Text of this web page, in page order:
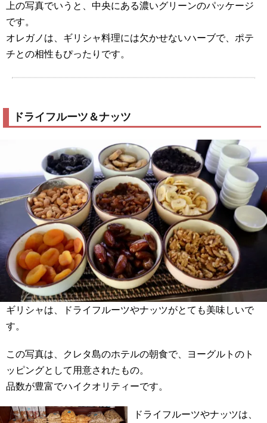
上の写真でいうと、中央にある濃いグリーンのパッケージ
です。
オレガノは、ギリシャ料理には欠かせないハーブで、ポテ
チとの相性もぴったりです。
ドライフルーツ＆ナッツ
ギリシャは、ドライフルーツやナッツがとても美味しいで
す。
この写真は、クレタ島のホテルの朝食で、ヨーグルトのト
ッピングとして用意されたもの。
品数が豊富でハイクオリティーです。
ドライフルーツやナッツは、